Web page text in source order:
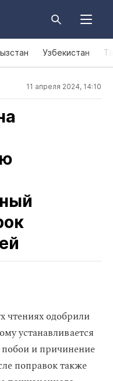
Узбекистан
11 апреля 2024, 14:10
чтениях одобрили
устанавливается
побои и причинение
поправок также